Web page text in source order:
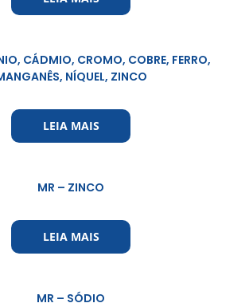
CÁDMIO, CROMO, COBRE, FERRO,
NÍQUEL, ZINCO
LEIA MAIS
MR – ZINCO
LEIA MAIS
MR – SÓDIO